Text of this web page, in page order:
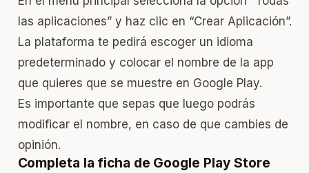
las aplicaciones” y haz clic en “Crear Aplicación”.
La plataforma te pedirá escoger un idioma
predeterminado y colocar el nombre de la app
que quieres que se muestre en Google Play.
Es importante que sepas que luego podrás
modificar el nombre, en caso de que cambies de
opinión.
Completa la ficha de Google Play Store